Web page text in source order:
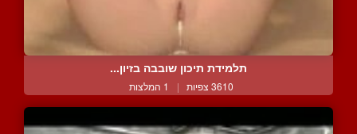
תלמידת תיכון שובבה בזיון...
3610 צפיות | 1 המלצות